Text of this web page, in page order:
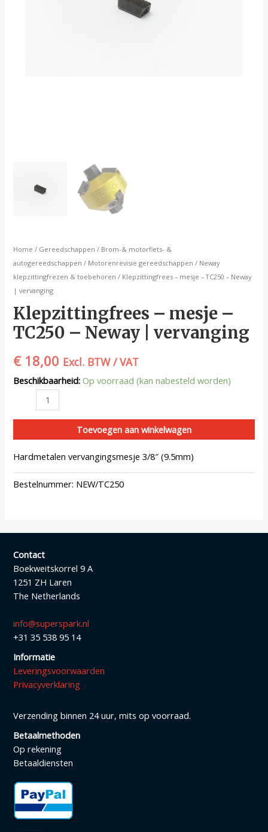
Home / Gereedschappen / Brom-& motorfiets- &
autogereedschappen / Motorenrevisie gereedschappen / Neway
klepzittingfrezen & toebehoren / Klepzittingfrees – mesje – TC250 – Neway
| vervanging
Klepzittingfrees – mesje –
TC250 – Neway | vervanging
€18,00 Excl. BTW / VAT
Beschikbaarheid: Op voorraad (kan nabesteld worden)
Toevoegen aan winkelwagen
Hardmetalen vervangingsmesje 3/8″ (9.5mm)
Bestelnummer: NEW/TC250
Contact
Boekweitskorrel 9 A
1251 ZH Laren
The Netherlands
info@superspark.nl
+31 35 538 95 14
Informatie
Leveringsvoorwaarden
Privacyverklaring
Verzending binnen 24 uur, mits op voorraad.
Betaalmethoden
Op rekening
Betaaldiensten